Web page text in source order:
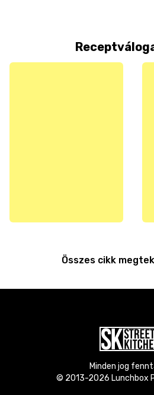
Összes cikk
Minden jog
© 2013-2026 Lunchbox